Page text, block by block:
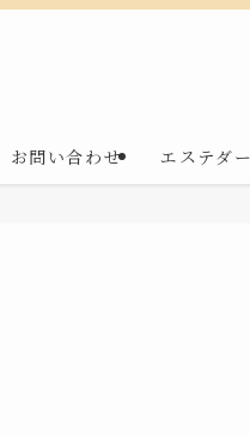
お問い合わせ エステダ